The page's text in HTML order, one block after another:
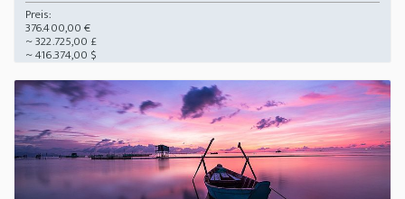
Preis:
376.400,00 €
~ 322.725,00 £
~ 416.374,00 $